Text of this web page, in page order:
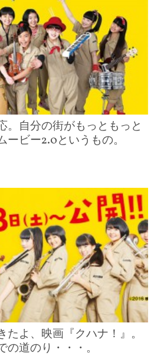
。自分の街がもっともっと
ビー2.0というもの。
よ、映画『クハナ！』。
道のり・・・。